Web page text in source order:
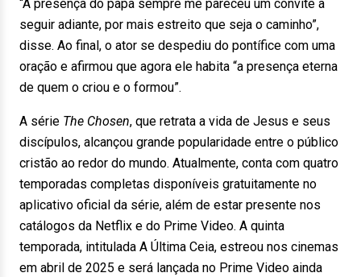
“A presença do papa sempre me pareceu um convite a
seguir adiante, por mais estreito que seja o caminho”,
disse. Ao final, o ator se despediu do pontífice com uma
oração e afirmou que agora ele habita “a presença eterna
de quem o criou e o formou”.
A série The Chosen, que retrata a vida de Jesus e seus
discípulos, alcançou grande popularidade entre o público
cristão ao redor do mundo. Atualmente, conta com quatro
temporadas completas disponíveis gratuitamente no
aplicativo oficial da série, além de estar presente nos
catálogos da Netflix e do Prime Video. A quinta
temporada, intitulada A Última Ceia, estreou nos cinemas
em abril de 2025 e será lançada no Prime Video ainda